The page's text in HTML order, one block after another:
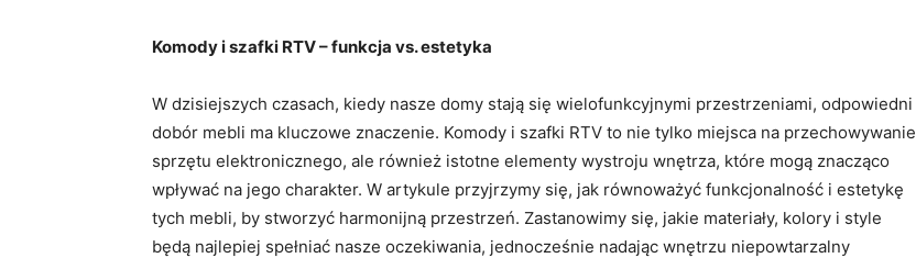
Komody i szafki RTV – funkcja vs. estetyka
W dzisiejszych czasach, kiedy nasze domy stają się wielofunkcyjnymi przestrzeniami, odpowiedni
dobór mebli ma kluczowe znaczenie. Komody i szafki RTV to nie tylko miejsca na przechowywanie
sprzętu elektronicznego, ale również istotne elementy wystroju wnętrza, które mogą znacząco
wpływać na jego charakter. W artykule przyjrzymy się, jak równoważyć funkcjonalność i estetykę
tych mebli, by stworzyć harmonijną przestrzeń. Zastanowimy się, jakie materiały, kolory i style
będą najlepiej spełniać nasze oczekiwania, jednocześnie nadając wnętrzu niepowtarzalny